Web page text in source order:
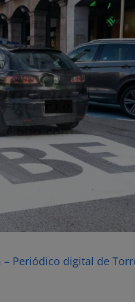
Periódico digital de